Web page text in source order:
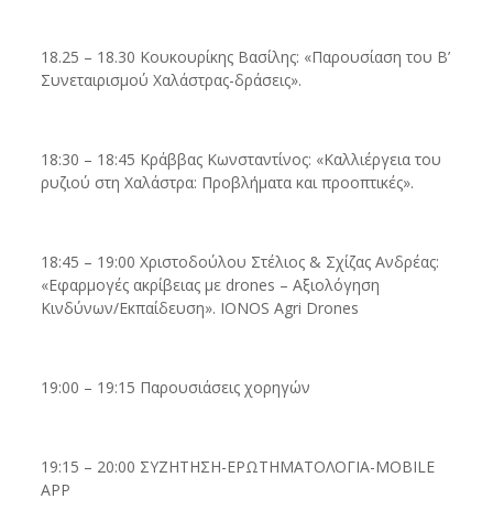
18.25 – 18.30 Κουκουρίκης Βασίλης: «Παρουσίαση του Β’
Συνεταιρισμού Χαλάστρας-δράσεις».
18:30 – 18:45 Κράββας Κωνσταντίνος: «Καλλιέργεια του
ρυζιού στη Χαλάστρα: Προβλήματα και προοπτικές».
18:45 – 19:00 Χριστοδούλου Στέλιος & Σχίζας Ανδρέας:
«Εφαρμογές ακρίβειας με drones – Αξιολόγηση
Κινδύνων/Εκπαίδευση». IONOS Agri Drones
19:00 – 19:15 Παρουσιάσεις χορηγών
19:15 – 20:00 ΣΥΖΗΤΗΣΗ-ΕΡΩΤΗΜΑΤΟΛΟΓΙΑ-MOBILE
APP